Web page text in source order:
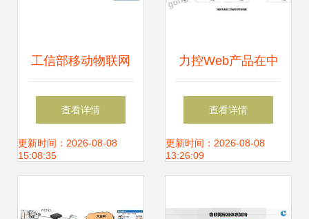
工信部移动物联网
应用优秀案例集锦
治理智能化篇——
查看详情
更新时间：2026-08-08
15:08:35
力控Web产品在中
石油塔里木油田生
产物联网中的应用
查看详情
更新时间：2026-08-08
13:26:09